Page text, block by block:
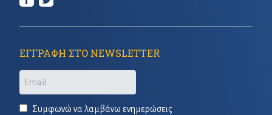
ΕΓΓΡΑΦΗ ΣΤΟ NEWSLETTER
Email
Συμφωνώ να λαμβάνω ενημερώσεις